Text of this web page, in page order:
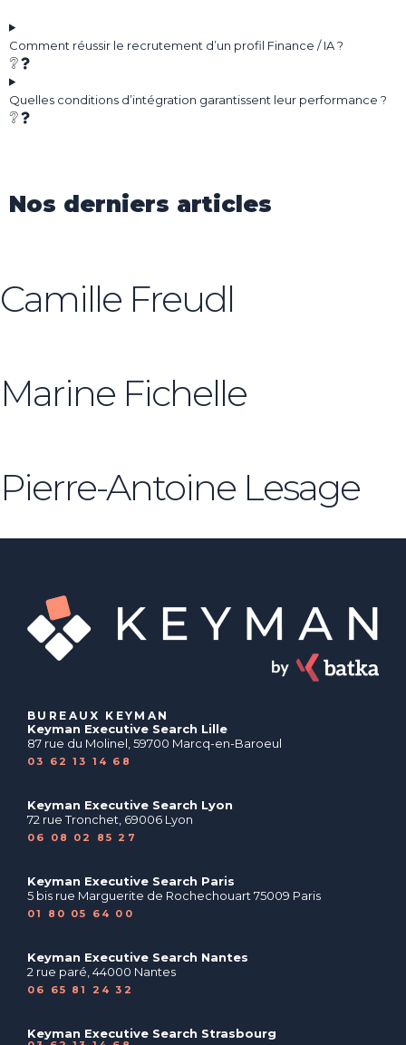
Comment réussir le recrutement d’un profil Finance / IA ?
Quelles conditions d’intégration garantissent leur performance ?
Nos derniers articles
Camille Freudl
Marine Fichelle
Pierre-Antoine Lesage
BUREAUX KEYMAN
Keyman Executive Search Lille
87 rue du Molinel, 59700 Marcq-en-Baroeul
03 62 13 14 68
Keyman Executive Search Lyon
72 rue Tronchet, 69006 Lyon
06 08 02 85 27
Keyman Executive Search Paris
5 bis rue Marguerite de Rochechouart 75009 Paris
01 80 05 64 00
Keyman Executive Search Nantes
2 rue paré, 44000 Nantes
06 65 81 24 32
Keyman Executive Search Strasbourg